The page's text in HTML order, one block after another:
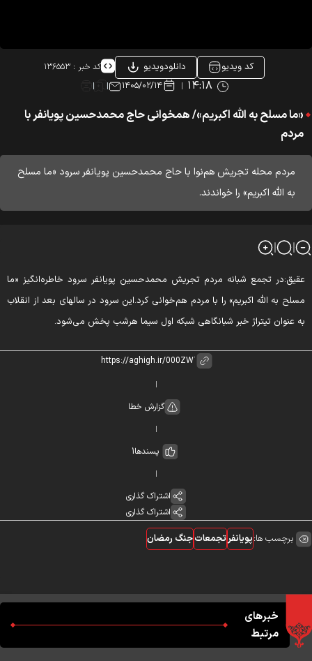
کد ویدیو دانلودویدیو کد خبر : ۱۳۶۵۵۳
۱۴:۱۸ ۱۴۰۵/۰۲/۱۴
«ما مسلح به الله اکبریم»/ همخوانی حاج محمدحسین پویانفر با
مردم
مردم محله تجریش هم‌نوا با حاج محمدحسین پویانفر سرود «ما مسلح
به الله اکبریم» را خواندند.
عقیق:در تجمع شبانه مردم تجریش محمدحسین پویانفر سرود خاطره‌انگیز «ما
به الله اکبریم» را با مردم هم‌خوانی کرد.این سرود در سالهای بعد از انقلاب
به عنوان تیتراژ خبر شبانگاهی شبکه اول سیما هرشب پخش می‌شود.
گزارش خطا
پسندها1
اشتراک گذاری
اشتراک گذاری
برچسب ها:پویانفرتجمعاتجنگ رمضان
خبرهای
مرتبط